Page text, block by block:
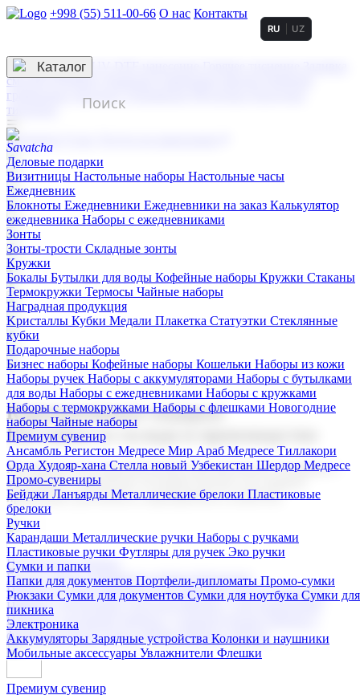
+998 (55) 511-00-66 О нас Контакты
3D гравировка
смолой (Doming)
гравировка твердая
тиснение
RU UZ
☰
Контакты
Каталог
Деловые подарки
Визитницы Настольные наборы Настольные часы
Ежедневник
Блокноты Ежедневники Ежедневники на заказ Калькулятор
ежедневника Наборы с ежедневниками
Зонты
Зонты-трости Складные зонты
Кружки
Бокалы Бутылки для воды Кофейные наборы Кружки Стаканы
Термокружки Термосы Чайные наборы
Наградная продукция
Kристаллы Кубки Медали Плакетка Статуэтки Стеклянные
кубки
Подарочные наборы
Бизнес наборы Кофейные наборы Кошельки Наборы из кожи
Наборы ручек Наборы с аккумуляторами Наборы с бутылками
для воды Наборы с ежедневниками Наборы с кружками
Наборы с термокружками Наборы с флешками Новогодние
наборы Чайные наборы
Премиум сувенир
Ансамбль Регистон Медресе Мир Араб Медресе Тиллакори
Орда Худояр-хана Стелла новый Узбекистан Шердор Медресе
Промо-сувениры
Бейджи Ланъярды Металлические брелоки Пластиковые
брелоки
Ручки
Карандаши Металлические ручки Наборы с ручками
Пластиковые ручки Футляры для ручек Эко ручки
Сумки и папки
Папки для документов Портфели-дипломаты Промо-сумки
Рюкзаки Сумки для документов Сумки для ноутбука Сумки для
пикника
Электроника
Аккумуляторы Зарядные устройства Колонки и наушники
Мобильные аксессуары Увлажнители Флешки
Корпоративные подарки
Поставка со склада и производство
Мы предлагаем широкий выбор корпоративных подарков и
сувениров с логотипом. В нашем каталоге вы найдете
продукцию для бизнеса, мероприятия и клиентов.
Подарочные наборы
Бизнес наборыКофейные наборы Кошельки
Наборы из кожиНаборы ручекНаборы с аккумуляторами
Наборы с бутылками для воды
Наборы с ежедневниками
Наборы с кружками
флешкамиНовогодние наборыЧайные наборы
Премиум сувенир